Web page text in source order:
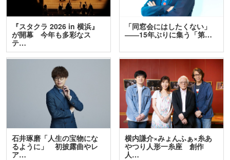
『スタクラ 2026 in 横浜』
が開幕 今年も多彩なス
テ…
「同窓会にはしたくない」
――15年ぶりに集う「第…
石井琢磨「人生の宝物にな
るように」 初披露曲やレ
ア…
横内謙介×みょんふぁ×糸あ
やつり人形一糸座 創作
人…